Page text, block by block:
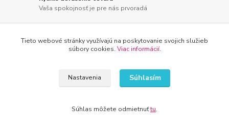
Vaša spokojnosť je pre nás prvoradá
Tieto webové stránky využívajú na poskytovanie svojich služieb
súbory cookies. Viac informácií.
Nastavenia Súhlasím
Súhlas môžete odmietnuťtu.